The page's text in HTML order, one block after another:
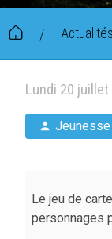
/ Actualités
Lundi 20 juillet
Jeunesse
Le jeu de
personnages